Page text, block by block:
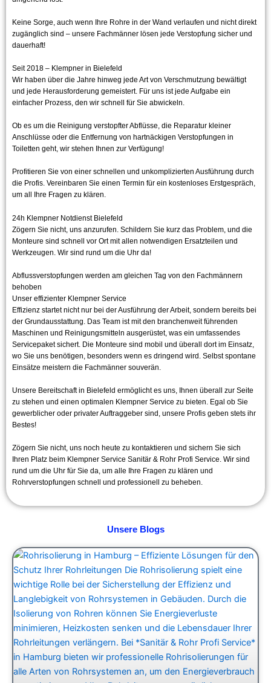
Keine Sorge, auch wenn Ihre Rohre in der Wand verlaufen und nicht direkt
zugänglich sind – unsere Fachmänner lösen jede Verstopfung sicher und
dauerhaft!
Seit 2018 – Klempner in Bielefeld
Wir haben über die Jahre hinweg jede Art von Verschmutzung bewältigt
und jede Herausforderung gemeistert. Für uns ist jede Aufgabe ein
einfacher Prozess, den wir schnell für Sie abwickeln.
Ob es um die Reinigung verstopfter Abflüsse, die Reparatur kleiner
Anschlüsse oder die Entfernung von hartnäckigen Verstopfungen in
Toiletten geht, wir stehen Ihnen zur Verfügung!
Profitieren Sie von einer schnellen und unkomplizierten Ausführung durch
die Profis. Vereinbaren Sie einen Termin für ein kostenloses Erstgespräch,
um all Ihre Fragen zu klären.
24h Klempner Notdienst Bielefeld
Zögern Sie nicht, uns anzurufen. Schildern Sie kurz das Problem, und die
Monteure sind schnell vor Ort mit allen notwendigen Ersatzteilen und
Werkzeugen. Wir sind rund um die Uhr da!
Abflussverstopfungen werden am gleichen Tag von den Fachmännern
behoben
Unser effizienter Klempner Service
Effizienz startet nicht nur bei der Ausführung der Arbeit, sondern bereits bei
der Grundausstattung. Das Team ist mit den branchenweit führenden
Maschinen und Reinigungsmitteln ausgerüstet, was ein umfassendes
Servicepaket sichert. Die Monteure sind mobil und überall dort im Einsatz,
wo Sie uns benötigen, besonders wenn es dringend wird. Selbst spontane
Einsätze meistern die Fachmänner souverän.
Unsere Bereitschaft in Bielefeld ermöglicht es uns, Ihnen überall zur Seite
zu stehen und einen optimalen Klempner Service zu bieten. Egal ob Sie
gewerblicher oder privater Auftraggeber sind, unsere Profis geben stets ihr
Bestes!
Zögern Sie nicht, uns noch heute zu kontaktieren und sichern Sie sich
Ihren Platz beim Klempner Service Sanitär & Rohr Profi Service. Wir sind
rund um die Uhr für Sie da, um alle Ihre Fragen zu klären und
Rohrverstopfungen schnell und professionell zu beheben.
Unsere Blogs